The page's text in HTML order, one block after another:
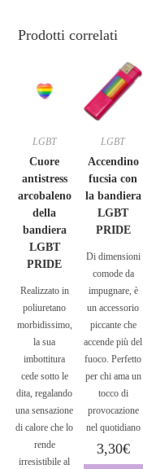
Prodotti correlati
LGBT
Cuore
antistress
arcobaleno
della
bandiera
LGBT
PRIDE
Realizzato in
poliuretano
morbidissimo,
la sua
imbottitura
cede sotto le
dita, regalando
una sensazione
di calore che lo
rende
irresistibile al
LGBT
Accendino
fucsia con
la bandiera
LGBT
PRIDE
Di dimensioni
comode da
impugnare, è
un accessorio
piccante che
accende più del
fuoco. Perfetto
per chi ama un
tocco di
provocazione
nel quotidiano
3,30€